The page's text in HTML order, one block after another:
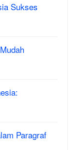
Sukses
Paragraf